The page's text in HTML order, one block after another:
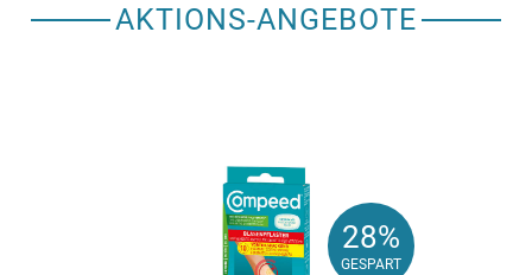
AKTIONS-ANGEBOTE
28%
GESPART
28%
GESPART